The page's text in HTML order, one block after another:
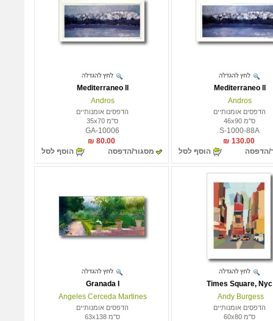
Mediterraneo ll
Andros
הדפסים אומנותיים
ס"מ 46x90
S-1000-88A
130.00 ₪
הדפסה
הוסף לסל
Mediterraneo ll
Andros
הדפסים אומנותיים
ס"מ 35x70
GA-10006
80.00 ₪
מסגור/הדפסה
הוסף לסל
Times Square, Nyc
Andy Burgess
הדפסים אומנותיים
ס"מ 60x80
Granada I
Angeles Cerceda Martines
הדפסים אומנותיים
ס"מ 63x138